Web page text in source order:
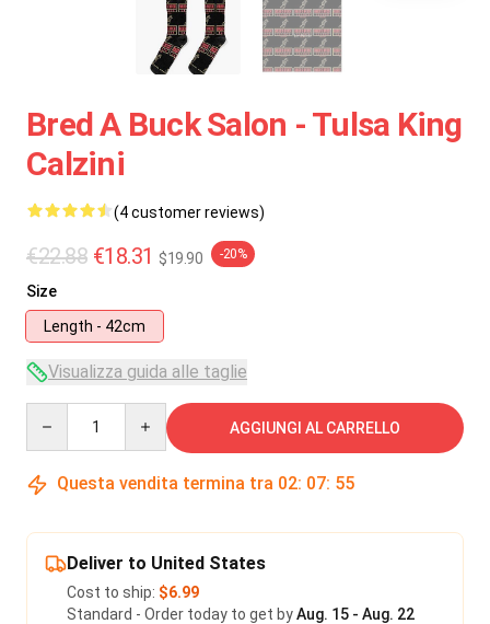
Bred A Buck Salon - Tulsa King
Calzini
(4 customer reviews)
€22.88 €18.31 $19.90 -20%
Size
Length - 42cm
Visualizza guida alle taglie
AGGIUNGI AL CARRELLO
Questa vendita termina tra 02: 07: 54
Deliver to United States
Cost to ship: $6.99
Standard - Order today to get byAug. 15 - Aug. 22